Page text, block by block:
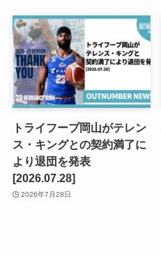
トライフープ岡山がテレン
ス・キングとの契約満了に
より退団を発表
[2026.07.28]
2026年7月28日